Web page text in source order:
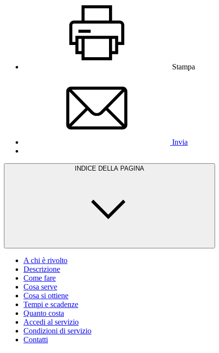
Stampa
Invia
INDICE DELLA PAGINA
A chi è rivolto
Descrizione
Come fare
Cosa serve
Cosa si ottiene
Tempi e scadenze
Quanto costa
Accedi al servizio
Condizioni di servizio
Contatti